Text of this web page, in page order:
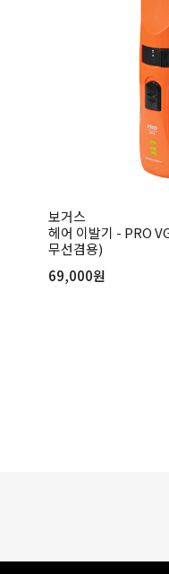
보거스
헤어 이발기 - PRO
무선겸용)
69,000원